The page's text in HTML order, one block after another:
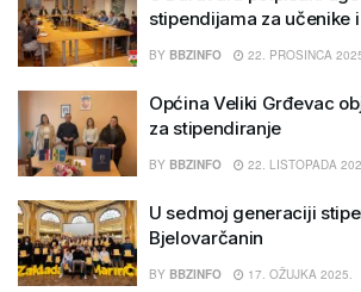
stipendijama za učenike
BY BBZINFO 22. PROSINCA
Općina Veliki Grđevac
za stipendiranje
BY BBZINFO 22. LISTOPADA
U sedmoj generaciji
Bjelovarčanin
BY BBZINFO 17. OŽUJKA 2025.